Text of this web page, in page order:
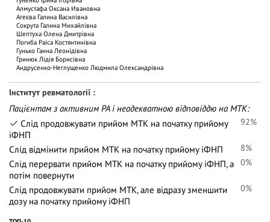
Алмустафа Оксана Ивановна
Агеєва Галина Василівна
Сокрута Галина Михайлівна
Шептуха Олена Дмитрівна
Погиба Раіса Костянтинівна
Гунько Ганна Леонідівна
Гринюк Лідія Борисівна
Андрусенко-Неглущенко Людмила Олександрівна
Інститут ревматології
Пацієнтам з активним РА і неадекватною відповіддю на МТК:
Слід продовжувати прийом МТК на початку прийому
іФНП
92%
Слід відмінити прийом МТК на початку прийому іФНП
8%
Слід перервати прийом МТК на початку прийому іФНП, а
потім повернути
0%
Слід продовжувати прийом МТК, але відразу зменшити
дозу на початку прийому іФНП
0%